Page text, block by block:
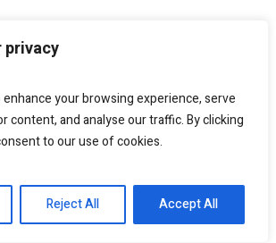
privacy
your browsing experience, serve
content, and analyse our traffic. By clicking
to our use of cookies.
Reject All Accept All